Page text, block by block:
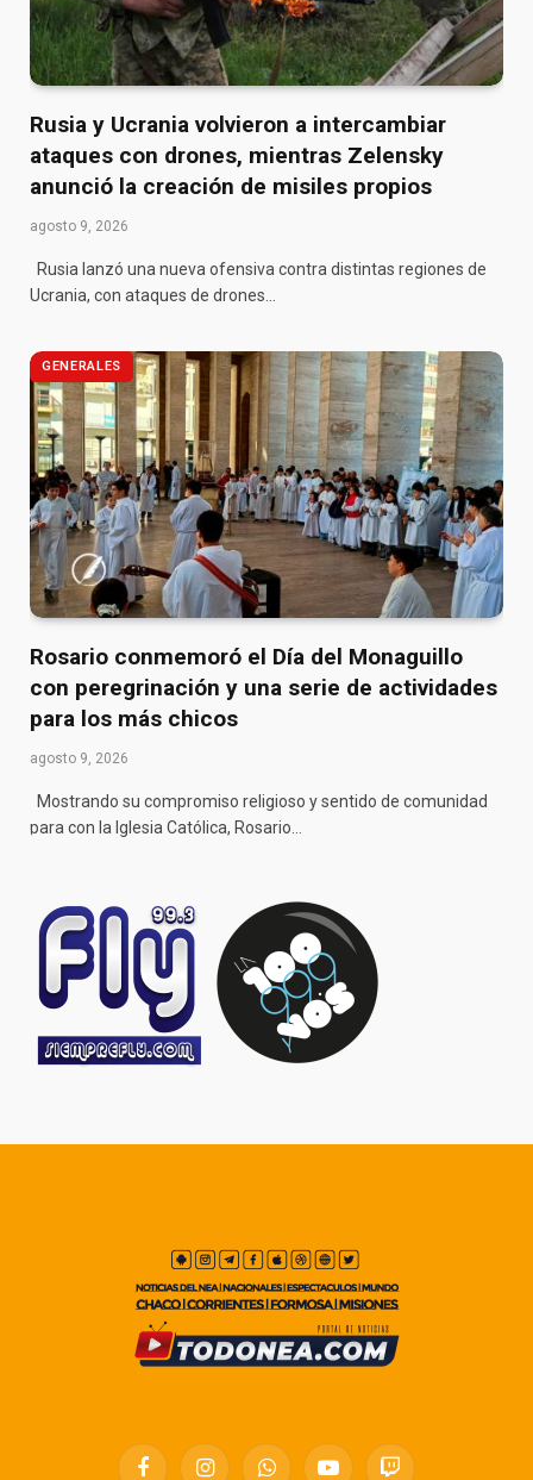
Rusia y Ucrania volvieron a intercambiar
ataques con drones, mientras Zelensky
anunció la creación de misiles propios
agosto 9, 2026
Rusia lanzó una nueva ofensiva contra distintas regiones de
Ucrania, con ataques de drones…
GENERALES
Rosario conmemoró el Día del Monaguillo
con peregrinación y una serie de actividades
para los más chicos
agosto 9, 2026
Mostrando su compromiso religioso y sentido de comunidad
para con la Iglesia Católica, Rosario…